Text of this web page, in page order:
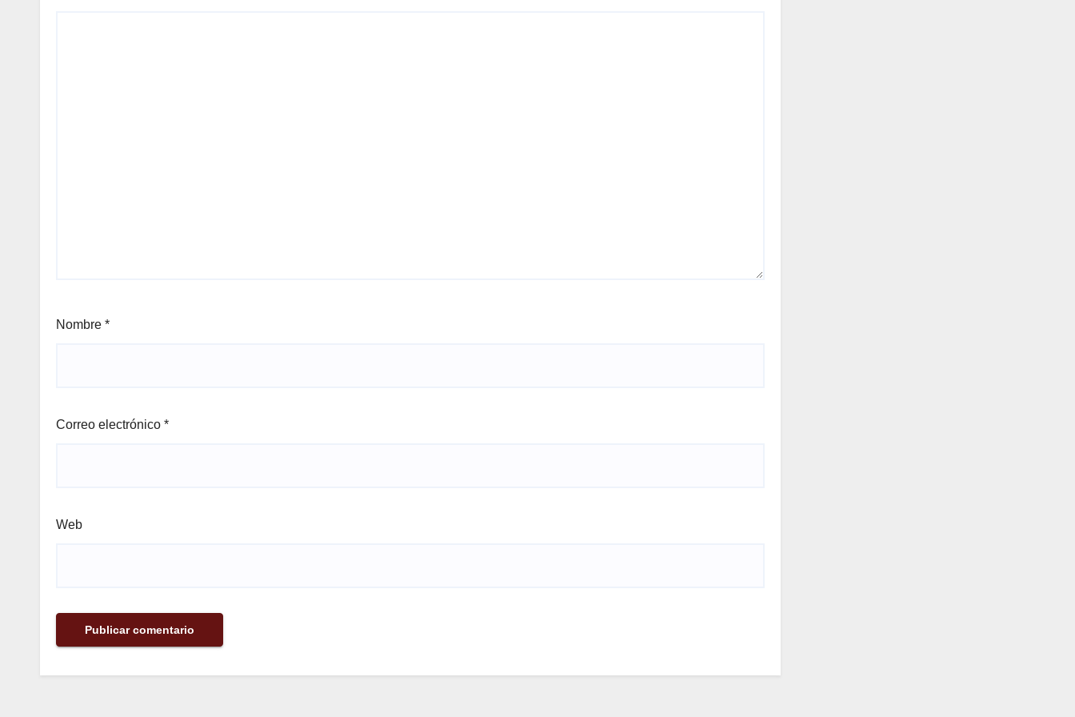
Nombre *
Correo electrónico *
Web